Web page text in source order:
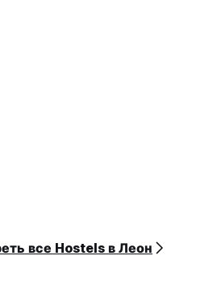
все Hostels в Леон